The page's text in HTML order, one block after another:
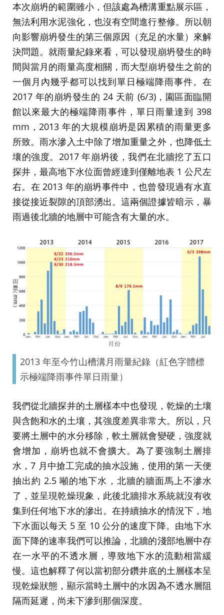
本次崩坍的範圍雖小，但該處為槽溝重點展示區，
無法利用水泥強化，也沒有空間進行整修。所以朝
向影響崩坍發生的第三個原因（充足的水量）來解
決問題。就雨量紀錄來看，可以發現崩坍發生的時
間與當月的雨量高度相關，而大型崩坍發生之前的
一個月內幾乎都可以找到單日極端降雨事件。在
2017 年的崩坍發生的 24 天前 (6/3)，園區面臨開
館以來最大的極端降雨事件，單日雨量達到 398
mm，2013 年的大規模崩坍是因累積的雨量更多
所致。雨水滲入土中除了增加重量之外，也降低土
壤的強度。2017 年崩坍後，我們在北牆挖了五口
探井，最高地下水位面曾經達到僅離地表 1 公尺左
右。在 2013 年的崩坍事件中，也曾發現過有水直
接從接近裂隙的頂部湧出。這兩個證據皆暗示，暴
雨過後北牆的地層中可能含有大量的水。
2013 年至今竹山槽溝月雨量紀錄（紅色字體標
示極端降雨事件單日雨量）
我們從北牆探井的土層樣本中也發現，乾燥的土壤
與含飽和水的土壤，其強度差異非常大。所以，只
要將土層中的水分移除，軟土層就會變硬，強度就
會增加，崩坍也就不會擴大。為了要強制土層排
水，7 月中搶工完成的抽水設施，使用的第一天便
抽出約 2.5 噸的地下水，北牆的牆面馬上不滲水
了，並呈現乾燥現象，此後北牆排水系統就沒有收
集到任何地下水的滲出。在持續抽水的情況下，地
下水面以每天 5 至 10 公分的速度下降。由地下水
面下降的速率我們可以推論，北牆的淺部地層中存
在一水平的不透水層，導致地下水的流動相當緩
慢。這也解釋了何以當初部分鑽井底的土層樣本呈
現乾燥狀態，顯示當時土層中的水因為不透水層阻
隔而延遲，尚未下滲到那個深度。